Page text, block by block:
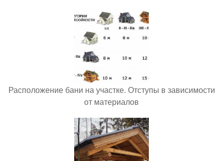
Расположение бани на участке. Отступы в зависимости
от материалов